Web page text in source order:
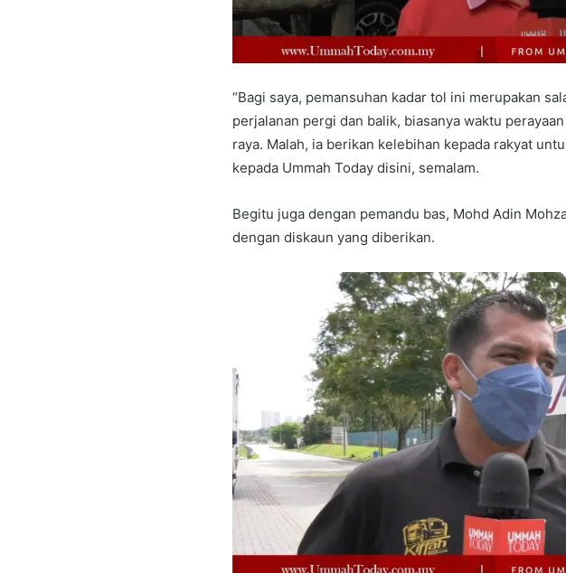
“Bagi saya, pemansuhan kadar tol ini merupakan
perjalanan pergi dan balik, biasanya waktu
raya. Malah, ia berikan kelebihan kepada rakyat
kepada Ummah Today disini, semalam.
Begitu juga dengan pemandu bas, Mohd Adin
dengan diskaun yang diberikan.